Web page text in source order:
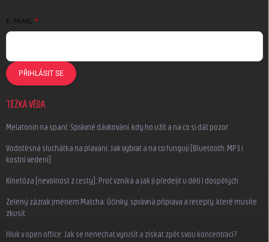
E-MAIL
PŘIHLÁSIT SE
TĚŽKÁ VĚDA
Melatonin na spaní: Správné dávkování, kdy ho užít a na co si dát pozor
Vodotěsná sluchátka na plavání: Jak vybrat a na co fungují (Bluetooth, MP3 i
kostní vedení)
Kinetóza (nevolnost z cesty): Proč vzniká a jak jí předejít u dětí i dospělých
Zelený zázrak jménem Matcha: Účinky, správná příprava a recepty, které musíte
zkusit
Hluk v open office: Jak se nenechat vyrušit a získat zpět svou koncentraci?